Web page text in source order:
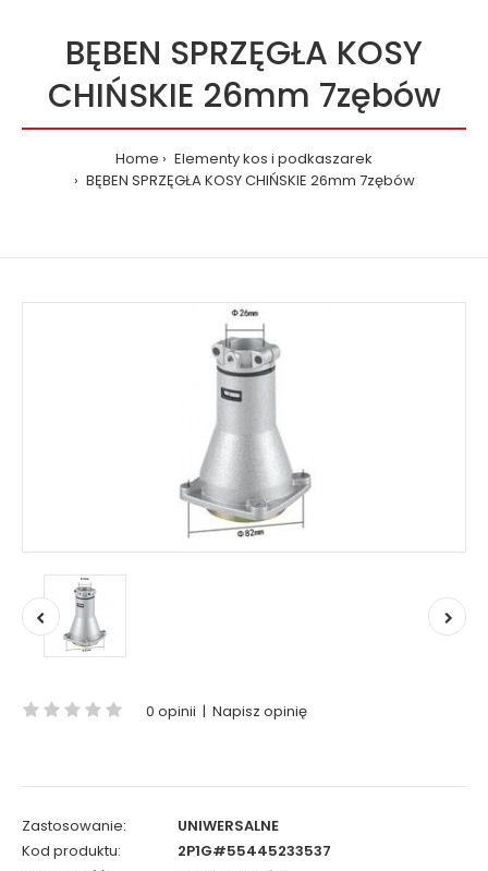
BĘBEN SPRZĘGŁA KOSY
CHIŃSKIE 26mm 7zębów
Home
Elementy kos i podkaszarek
BĘBEN SPRZĘGŁA KOSY CHIŃSKIE 26mm 7zębów
0 opinii | Napisz opinię
Zastosowanie:
UNIWERSALNE
Kod produktu:
2P1G#55445233537